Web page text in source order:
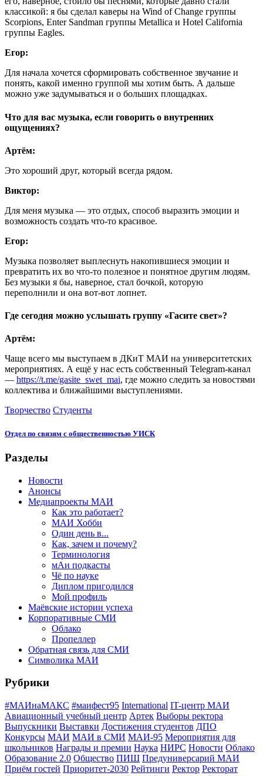
классикой: я бы сделал каверы на Wind of Change группы
Scorpions, Enter Sandman группы Metallica и Hotel California
группы Eagles.
Егор:
Для начала хочется сформировать собственное звучание и
понять, какой именно группой мы хотим быть. А дальше
можно уже задумываться и о больших площадках.
Что для вас музыка, если говорить о внутренних
ощущениях?
Артём:
Это хороший друг, который всегда рядом.
Виктор:
Для меня музыка — это отдых, способ выразить эмоции и
возможность создать что-то красивое.
Егор:
Музыка позволяет выплеснуть накопившиеся эмоции и
превратить их во что-то полезное и понятное другим людям.
Без музыки я бы, наверное, стал бочкой, которую
переполнили и она вот-вот лопнет.
Где сегодня можно услышать группу «Гасите свет»?
Артём:
Чаще всего мы выступаем в ДКиТ МАИ на университетских
мероприятиях. А ещё у нас есть собственный Telegram-канал
— https://t.me/gasite_swet_mai, где можно следить за новостями
коллектива и ближайшими выступлениями.
Творчество Студенты
Отдел по связям с общественностью УИСК
Разделы
Новости
Анонсы
Медиапроекты МАИ
Как это работает?
МАИ Хобби
Один день в...
Как, зачем и почему?
Терминология
мАи подкасты
Чё по науке
Диплом пригодился
Мой профиль
Маёвские истории успеха
Корпоративные СМИ
Облако
Пропеллер
Обратная связь для СМИ
Символика МАИ
Рубрики
#МАИнаМАКС #маифест95 International IT-центр МАИ
Авиационный учебный центр Артек Выборы ректора
Выпускники Выставки Достижения студентов ДПО
Конкурсы МАИ МАИ в СМИ МАИ-95 Мероприятия для
школьников Награды и премии Наука НИРС Новости Облако
Образование 2.0 Общество ПИШ Предуниверсарий МАИ
Приём гостей Приоритет-2030 Рейтинги Ректор Ректорат